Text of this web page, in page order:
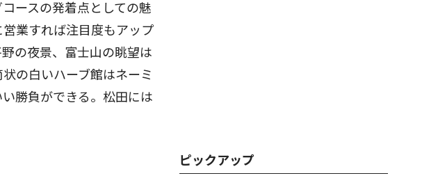
ースの発着点としての魅
業すれば注目度もアップ
の夜景、富士山の眺望は
の白いハーブ館はネーミ
勝負ができる。松田には
ピックアップ